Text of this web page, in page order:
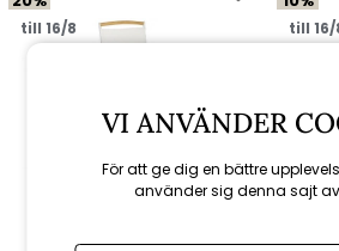
till 16/8 till 16/
VI ANVÄNDER
För att ge dig en bättre
använder sig denna sajt